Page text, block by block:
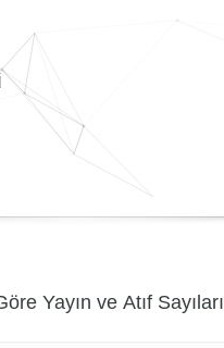
Yayın ve Atıf Sayıları